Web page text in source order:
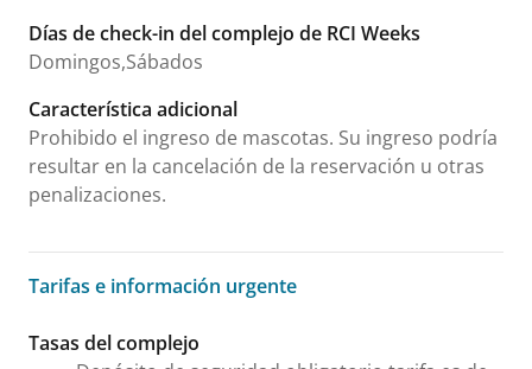
Días de check-in del complejo de RCI Weeks
Domingos,Sábados
Característica adicional
Prohibido el ingreso de mascotas. Su ingreso podría
resultar en la cancelación de la reservación u otras
penalizaciones.
Tarifas e información urgente
Tarifas e información urgente
Tasas del complejo